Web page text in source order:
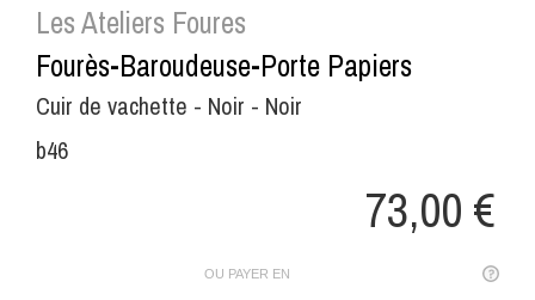
Les Ateliers Foures
Fourès-Baroudeuse-Porte Papiers
Cuir de vachette - Noir - Noir
b46
73,00 €
OU PAYER EN